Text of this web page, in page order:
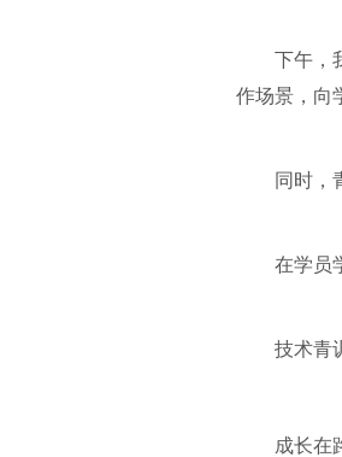
下午，我
作场景，向
同时，青
在学员学
技术青训
成长在路